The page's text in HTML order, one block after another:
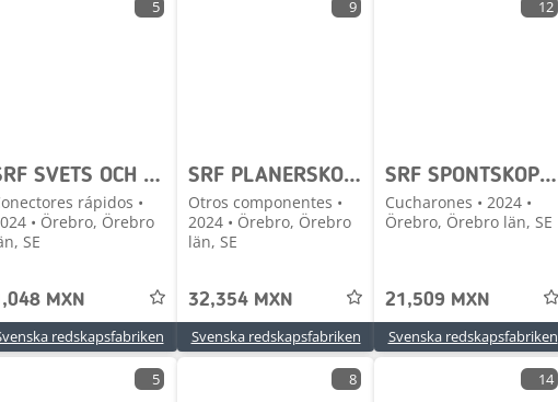
5
SRF SVETS OCH GRINDFÄSTEN TILL BÄST PRIS
rápidos •
• Örebro, Örebro
SE
MXN
redskapsfabriken
9
SRF PLANERSKOPA - VOLVO L30 - I LAGER
Otros componentes •
2024 • Örebro, Örebro
län, SE
32,354 MXN
Svenska redskapsfabriken
12
SRF SPONTSKOPOR - S40, S45, S60, S70
Cucharones • 2024 •
Örebro, Örebro län, SE
21,509 MXN
Svenska redskapsfabriken
5 8 14